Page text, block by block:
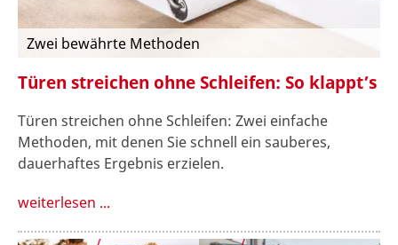
Zwei bewährte Methoden
Türen streichen ohne Schleifen: So klappt’s
Türen streichen ohne Schleifen: Zwei einfache
Methoden, mit denen Sie schnell ein sauberes,
dauerhaftes Ergebnis erzielen.
weiterlesen ...